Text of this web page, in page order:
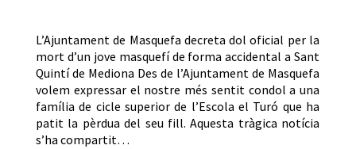
L’Ajuntament de Masquefa decreta dol oficial per la
mort d’un jove masquefí de forma accidental a Sant
Quintí de Mediona Des de l’Ajuntament de Masquefa
volem expressar el nostre més sentit condol a una
família de cicle superior de l’Escola el Turó que ha
patit la pèrdua del seu fill. Aquesta tràgica notícia
s’ha compartit…